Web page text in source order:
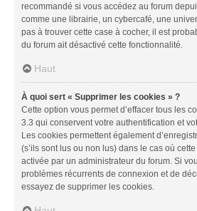
recommandé si vous accédez au forum
comme une librairie, un cybercafé, une
pas à trouver cette case à cocher, il est
du forum ait désactivé cette fonctionnalité.
Haut
À quoi sert « Supprimer les cookies » ?
Cette option vous permet d’effacer tous les
3.3 qui conservent votre authentification et
Les cookies permettent également
(s’ils sont lus ou non lus) dans le cas où
activée par un administrateur du forum. Si
problèmes récurrents de connexion et de
essayez de supprimer les cookies.